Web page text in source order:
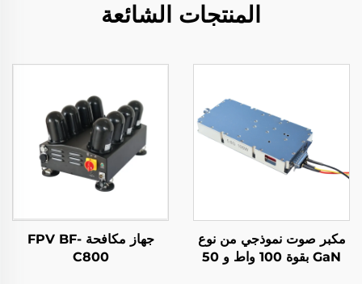
المنتجات الشائعة
مكبر صوت نموذجي من نوع
GaN بقوة 100 واط و 50
جهاز مكافحة FPV BF-
C800